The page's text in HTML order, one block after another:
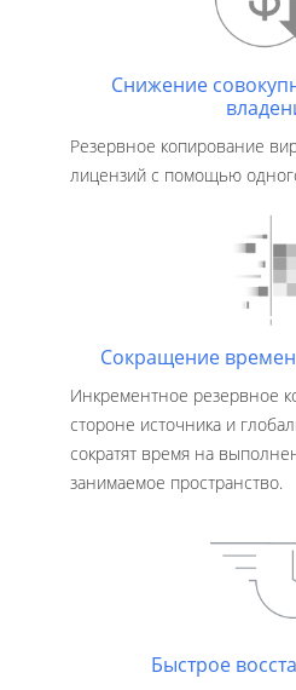
Снижение
Резервное копирование
лицензий с помощью
Сокращение
Инкрементное резервное
стороне источника и
сократят время на
занимаемое пространство.
Быстрое